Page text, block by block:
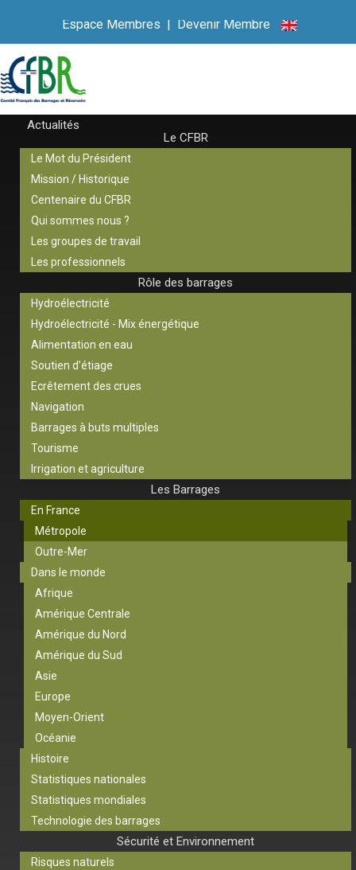
Espace Membres | Devenir Membre
Actualités
Le CFBR
Le Mot du Président
Mission / Historique
Centenaire du CFBR
Qui sommes nous ?
Les groupes de travail
Les professionnels
Rôle des barrages
Hydroélectricité
Hydroélectricité - Mix énergétique
Alimentation en eau
Soutien d’étiage
Ecrêtement des crues
Navigation
Barrages à buts multiples
Tourisme
Irrigation et agriculture
Les Barrages
En France
Métropole
Outre-Mer
Dans le monde
Afrique
Amérique Centrale
Amérique du Nord
Amérique du Sud
Asie
Europe
Moyen-Orient
Océanie
Histoire
Statistiques nationales
Statistiques mondiales
Technologie des barrages
Sécurité et Environnement
Risques naturels